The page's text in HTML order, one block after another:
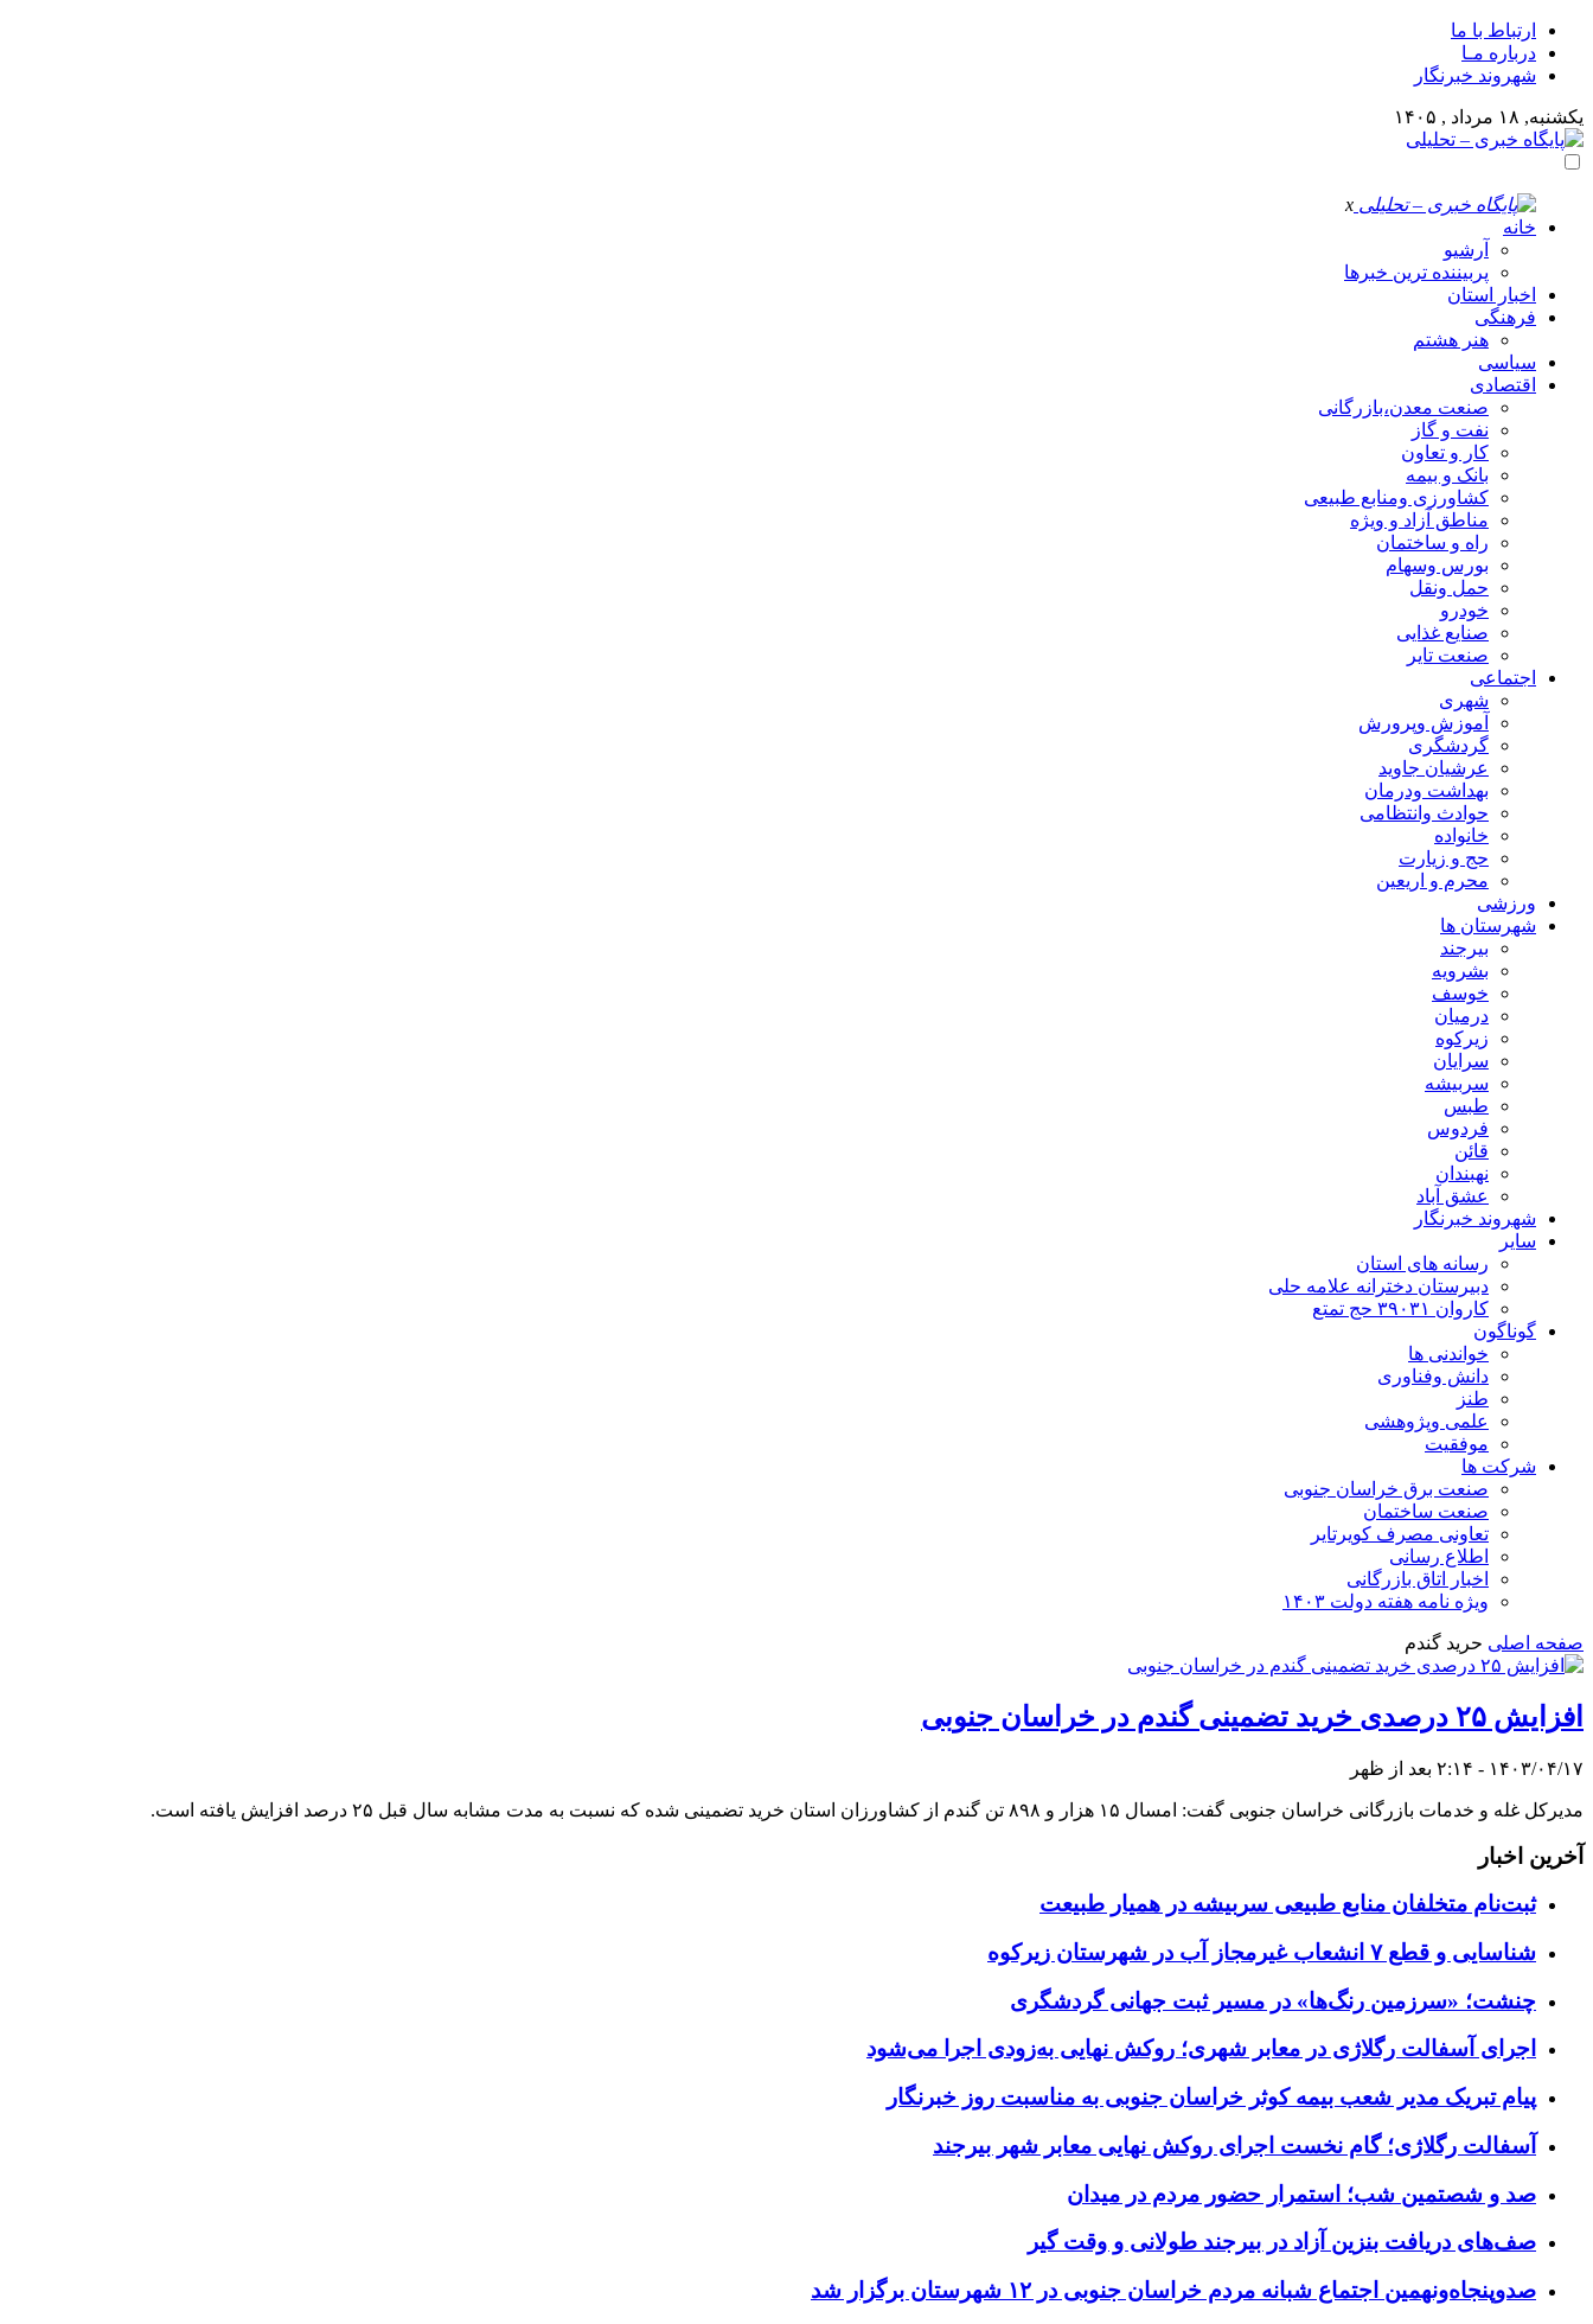
ارتباط با ما
درباره مـا
شهروند خبرنگار
یکشنبه, ۱۸ مرداد , ۱۴۰۵
x
خانه
آرشیو
پربیننده ترین خبرها
اخبار استان
فرهنگی
هنر هشتم
سیاسی
اقتصادی
صنعت معدن،بازرگانی
نفت و گاز
کار و تعاون
بانک و بیمه
کشاورزی ومنابع طبیعی
مناطق آزاد و ویژه
راه و ساختمان
بورس وسهام
حمل ونقل
خودرو
صنایع غذایی
صنعت تایر
اجتماعی
شهری
آموزش وپرورش
گردشگری
عرشیان جاوید
بهداشت ودرمان
حوادث وانتظامی
خانواده
حج و زیارت
محرم و اریعین
ورزشی
شهرستان ها
بیرجند
بشرویه
خوسف
درمیان
زیرکوه
سرایان
سربیشه
طبس
فردوس
قائن
نهبندان
عشق آباد
شهروند خبرنگار
سایر
رسانه های استان
دبیرستان دخترانه علامه حلی
کاروان ۳۹۰۳۱ حج تمتع
گوناگون
خواندنی ها
دانش وفناوری
طنز
علمی وپژوهشی
موفقیت
شرکت ها
صنعت برق خراسان جنوبی
صنعت ساختمان
تعاونی مصرف کویرتایر
اطلاع رسانی
اخبار اتاق بازرگانی
ویژه نامه هفته دولت ۱۴۰۳
صفحه اصلی حرید گندم
افزایش ۲۵ درصدی خرید تضمینی گندم در خراسان جنوبی
۱۴۰۳/۰۴/۱۷ - ۲:۱۴ بعد از ظهر
مدیرکل غله و خدمات بازرگانی خراسان جنوبی گفت: امسال ۱۵ هزار و ۸۹۸ تن گندم از کشاورزان استان خرید تضمینی شده که نسبت به مدت مشابه سال قبل ۲۵ درصد افزایش یافته است.
آخرین اخبار
ثبت‌نام متخلفان منابع طبیعی سربیشه در همیار طبیعت
شناسایی و قطع ۷ انشعاب غیرمجاز آب در شهرستان زیرکوه
چنشت؛ «سرزمین رنگ‌ها» در مسیر ثبت جهانی گردشگری
اجرای آسفالت رگلاژی در معابر شهری؛ روکش نهایی به‌زودی اجرا می‌شود
پیام تبریک مدیر شعب بیمه کوثر خراسان جنوبی به مناسبت روز خبرنگار
آسفالت رگلاژی؛ گام نخست اجرای روکش نهایی معابر شهر بیرجند
صد و شصتمین شب؛ استمرار حضور مردم در میدان
صف‌های دریافت بنزین آزاد در بیرجند طولانی و وقت گیر
صدوپنجاه‌ونهمین اجتماع شبانه مردم خراسان جنوبی در ۱۲ شهرستان برگزار شد